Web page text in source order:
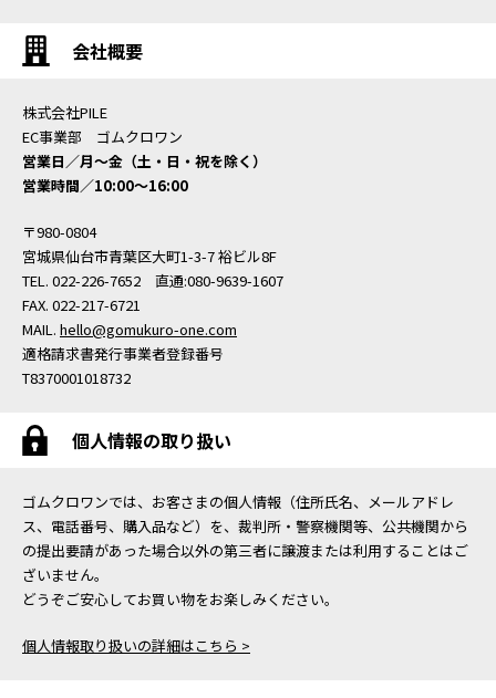
会社概要
株式会社PILE
EC事業部 ゴムクロワン
営業日／月〜金（土・日・祝を除く）
営業時間／10:00〜16:00
〒980-0804
宮城県仙台市青葉区大町1-3-7 裕ビル8F
TEL. 022-226-7652 直通:080-9639-1607
FAX. 022-217-6721
MAIL. hello@gomukuro-one.com
適格請求書発行事業者登録番号
T8370001018732
個人情報の取り扱い
ゴムクロワンでは、お客さまの個人情報（住所氏名、メールアドレ
ス、電話番号、購入品など）を、裁判所・警察機関等、公共機関から
の提出要請があった場合以外の第三者に譲渡または利用することはご
ざいません。
どうぞご安心してお買い物をお楽しみください。
個人情報取り扱いの詳細はこちら >